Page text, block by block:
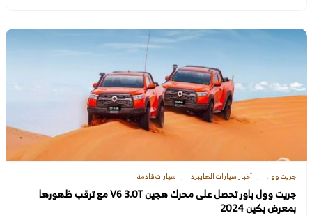
جريت وول أخبار سيارات الهايبرد سيارات قادمة
جريت وول باور تحصل على محرك هجين V6 3.0T مع ترقب ظهورها
بمعرض بكين 2024